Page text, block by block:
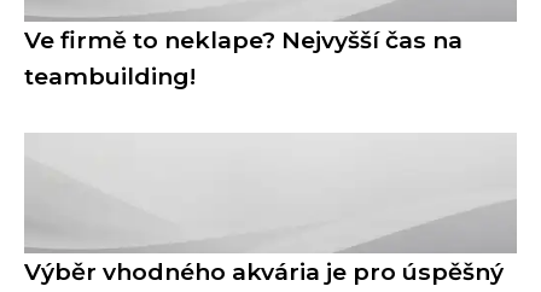
Ve firmě to neklape? Nejvyšší čas na
teambuilding!
Výběr vhodného akvária je pro úspěšný